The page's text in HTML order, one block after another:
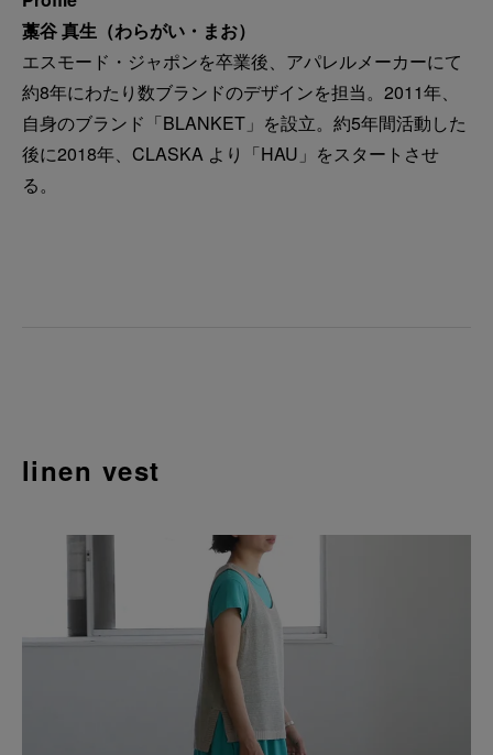
藁谷 真生（わらがい・まお）
エスモード・ジャポンを卒業後、アパレルメーカーにて
約8年にわたり数ブランドのデザインを担当。2011年、
自身のブランド「BLANKET」を設立。約5年間活動した
後に2018年、CLASKA より「HAU」をスタートさせ
る。
linen vest